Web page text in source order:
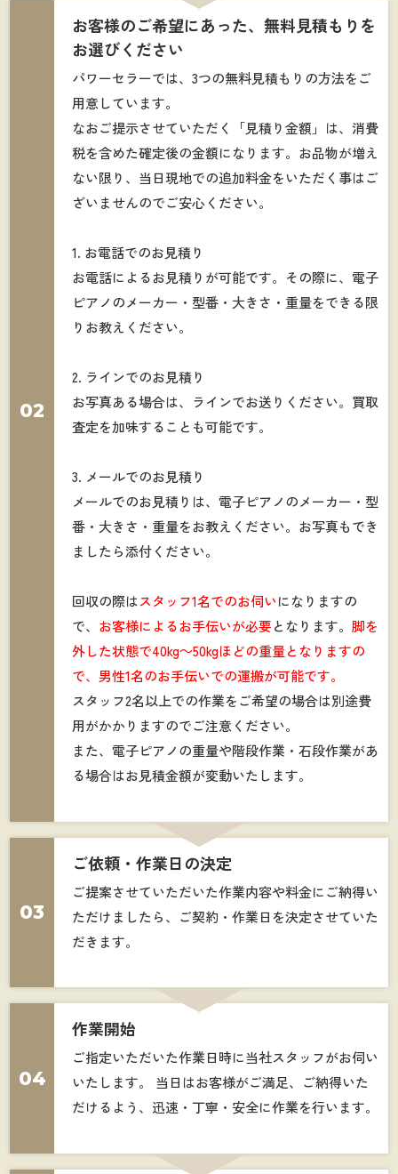
02
お客様のご希望にあった、無料見積もりを
お選びください
パワーセラーでは、3つの無料見積もりの方法をご
用意しています。
なおご提示させていただく「見積り金額」は、消費
税を含めた確定後の金額になります。お品物が増え
ない限り、当日現地での追加料金をいただく事はご
ざいませんのでご安心ください。
1. お電話でのお見積り
お電話によるお見積りが可能です。その際に、電子
ピアノのメーカー・型番・大きさ・重量をできる限
りお教えください。
2. ラインでのお見積り
お写真ある場合は、ラインでお送りください。買取
査定を加味することも可能です。
3. メールでのお見積り
メールでのお見積りは、電子ピアノのメーカー・型
番・大きさ・重量をお教えください。お写真もでき
ましたら添付ください。
回収の際はスタッフ1名でのお伺いになりますの
で、 お客様によるお手伝いが必要となります。 脚を
外した状態で40kg～50kgほどの重量となりますの
で、男性1名のお手伝いでの運搬が可能です。
スタッフ2名以上での作業をご希望の場合は別途費
用がかかりますのでご注意ください。
また、電子ピアノの重量や階段作業・石段作業があ
る場合はお見積金額が変動いたします。
03
ご依頼・作業日の決定
ご提案させていただいた作業内容や料金にご納得い
ただけましたら、ご契約・作業日を決定させていた
だきます。
04
作業開始
ご指定いただいた作業日時に当社スタッフがお伺い
いたします。 当日はお客様がご満足、ご納得いた
だけるよう、迅速・丁寧・安全に作業を行います。